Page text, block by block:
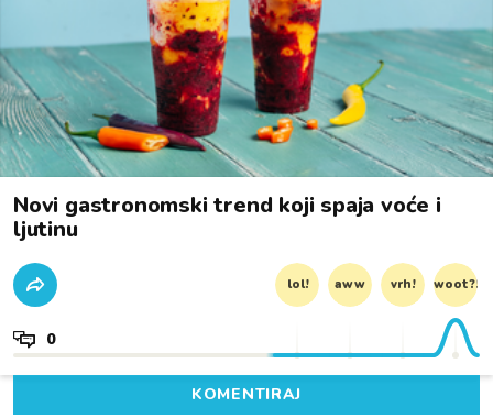
Novi gastronomski trend koji spaja voće i
ljutinu
lol! aww vrh! woot?!
0
KOMENTIRAJ